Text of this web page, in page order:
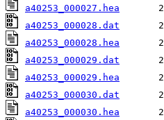
a40253_000027.hea
a40253_000028.dat
a40253_000028.hea
a40253_000029.dat
a40253_000029.hea
a40253_000030.dat
a40253_000030.hea